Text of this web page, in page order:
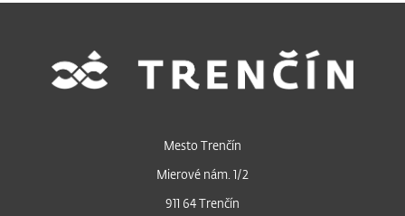
Mesto Trenčín
Mierové nám. 1/2
911 64 Trenčín